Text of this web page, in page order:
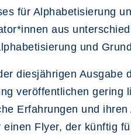
für Alphabetisierung
aus
und
diesjährigen Ausgabe
veröffentlichen gering
Erfahrungen und
einen Flyer, der künftig